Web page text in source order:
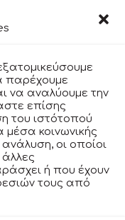
παρέχουμε
να αναλύουμε την
επίσης
του ιστότοπού
κοινωνικής
οι οποίοι
ή που έχουν
τους από